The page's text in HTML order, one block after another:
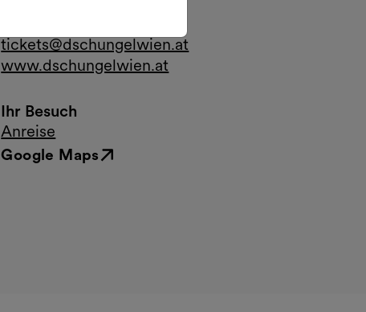
tickets@dschungelwien.at
www.dschungelwien.at
Ihr Besuch
Anreise
Google Maps
Externer Link